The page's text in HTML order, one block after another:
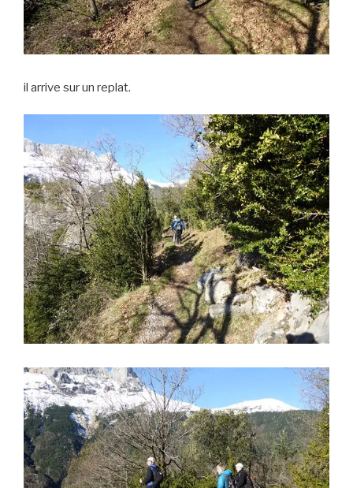
il arrive sur un replat.